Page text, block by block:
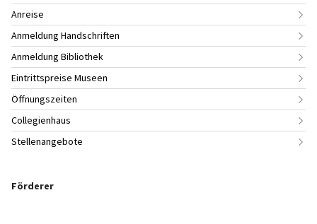
Anreise
Anmeldung Handschriften
Anmeldung Bibliothek
Eintrittspreise Museen
Öffnungszeiten
Collegienhaus
Stellenangebote
Förderer